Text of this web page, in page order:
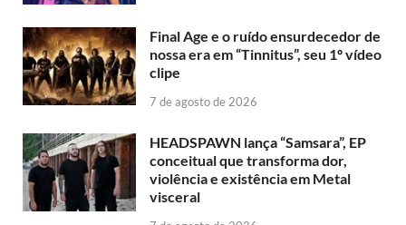
Final Age e o ruído ensurdecedor de
nossa era em “Tinnitus”, seu 1º vídeo
clipe
7 de agosto de 2026
HEADSPAWN lança “Samsara”, EP
conceitual que transforma dor,
violência e existência em Metal
visceral